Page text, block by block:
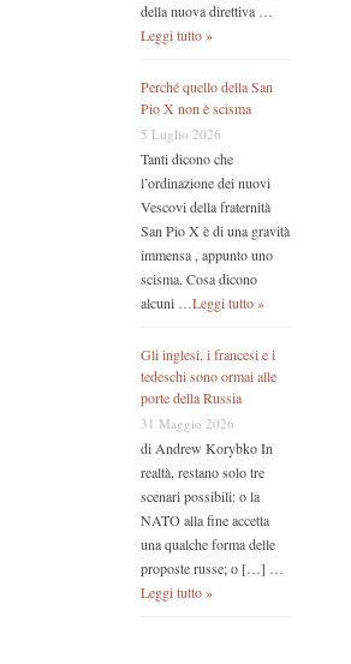
della nuova direttiva …
Leggi tutto »
Perché quello della San
Pio X non è scisma
5 Luglio 2026
Tanti dicono che
l’ordinazione dei nuovi
Vescovi della fraternità
San Pio X è di una gravità
immensa , appunto uno
scisma. Cosa dicono
alcuni …Leggi tutto »
Gli inglesi, i francesi e i
tedeschi sono ormai alle
porte della Russia
31 Maggio 2026
di Andrew Korybko In
realtà, restano solo tre
scenari possibili: o la
NATO alla fine accetta
una qualche forma delle
proposte russe; o […] …
Leggi tutto »